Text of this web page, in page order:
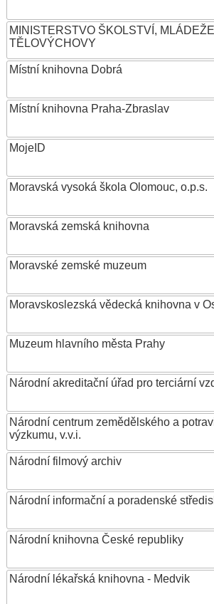
MINISTERSTVO ŠKOLSTVÍ,
TĚLOVÝCHOVY
Místní knihovna Dobrá
Místní knihovna Praha-Zbraslav
MojeID
Moravská vysoká škola Olomouc, o.p.s.
Moravská zemská knihovna
Moravské zemské muzeum
Moravskoslezská vědecká knihovna v
Muzeum hlavního města Prahy
Národní akreditační úřad pro terciární
Národní centrum zemědělského a
výzkumu, v.v.i.
Národní filmový archiv
Národní informační a poradenské
Národní knihovna České republiky
Národní lékařská knihovna - Medvik